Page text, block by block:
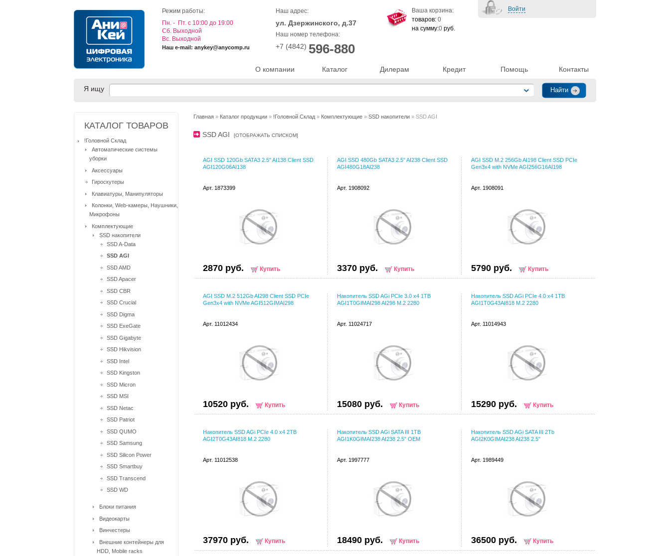
О компании Каталог Дилерам Кредит Помощь Контакты
Режим работы:
Пн. - Пт. с 10:00 до 19:00
Cб. Выходной
Вс. Выходной
Наш e-mail: anykey@anycomp.ru
Наш адрес:
ул. Дзержинского, д.37
Наш номер телефона:
+7 (4842) 596-880
Войти
Ваша корзина:
товаров: 0
на сумму:0 руб.
Я ищу
Главная » Каталог продукции » !Головной Склад » Комплектующие » SSD накопители » SSD AGI
SSD AGI [ОТОБРАЖАТЬ СПИСКОМ]
AGI SSD 120Gb SATA3 2.5" AI138 Client SSD
AGI120G06AI138
Арт. 1873399
2870 руб. Купить
AGI SSD 480Gb SATA3 2.5" AI238 Client SSD
AGI480G18AI238
Арт. 1908092
3370 руб. Купить
AGI SSD M.2 256Gb AI198 Client SSD PCIe
Gen3x4 with NVMe AGI256G16AI198
Арт. 1908091
5790 руб. Купить
AGI SSD M.2 512Gb AI298 Client SSD PCIe
Gen3x4 with NVMe AGI512GIMAI298
Арт. 11012434
10520 руб. Купить
Накопитель SSD AGi PCIe 3.0 x4 1TB
AGI1T0GIMAI298 AI298 M.2 2280
Арт. 11024717
15080 руб. Купить
Накопитель SSD AGi PCIe 4.0 x4 1TB
AGI1T0G43AI818 M.2 2280
Арт. 11014943
15290 руб. Купить
Накопитель SSD AGi PCIe 4.0 x4 2TB
AGI2T0G43AI818 M.2 2280
Арт. 11012538
37970 руб. Купить
Накопитель SSD AGi SATA III 1TB
AGI1K0GIMAI238 AI238 2.5" OEM
Арт. 1997777
18490 руб. Купить
Накопитель SSD AGi SATA III 2Tb
AGI2K0GIMAI238 AI238 2.5"
Арт. 1989449
36500 руб. Купить
КАТАЛОГ ТОВАРОВ
!Головной Склад
Автоматические системы
уборки
Аксессуары
Гироскутеры
Клавиатуры, Манипуляторы
Колонки, Web-камеры, Наушники,
Микрофоны
Комплектующие
SSD накопители
SSD A-Data
SSD AGI
SSD AMD
SSD Apacer
SSD CBR
SSD Crucial
SSD Digma
SSD ExeGate
SSD Gigabyte
SSD Hikvision
SSD Intel
SSD Kingston
SSD Micron
SSD MSI
SSD Netac
SSD Patriot
SSD QUMO
SSD Samsung
SSD Silicon Power
SSD Smartbuy
SSD Transcend
SSD WD
Блоки питания
Видеокарты
Винчестеры
Внешние контейнеры для
HDD, Mobile racks